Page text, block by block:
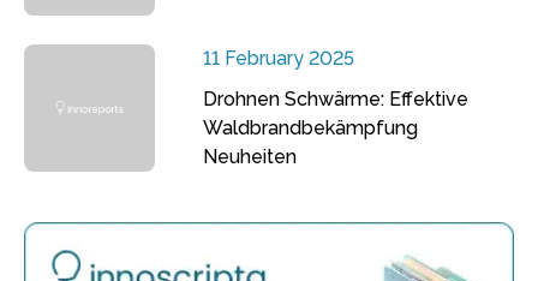
11 February 2025
Drohnen Schwärme: Effektive
Waldbrandbekämpfung
Neuheiten